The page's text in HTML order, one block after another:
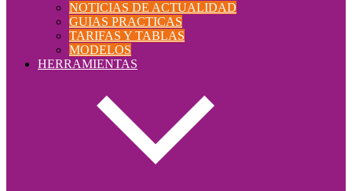
NOTICIAS DE ACTUALIDAD
GUIAS PRACTICAS
TARIFAS Y TABLAS
MODELOS
HERRAMIENTAS